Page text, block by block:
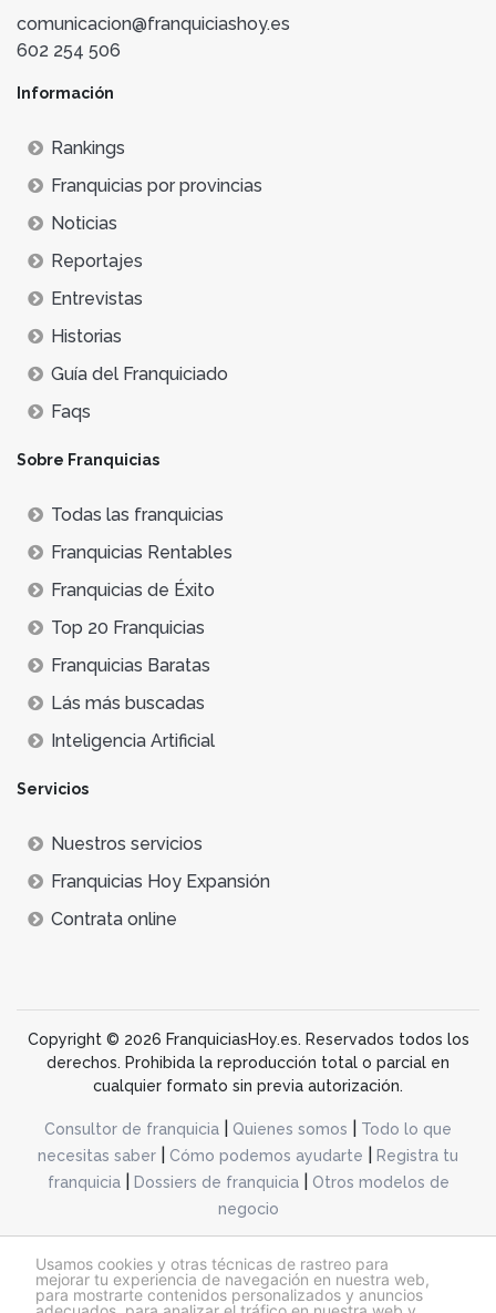
Usamos cookies y otras técnicas de rastreo para
mejorar tu experiencia de navegación en nuestra web,
para mostrarte contenidos personalizados y anuncios
comunicacion@franquiciashoy.es
602 254 506
Información
Rankings
Franquicias por provincias
Noticias
Reportajes
Entrevistas
Historias
Guía del Franquiciado
Faqs
Sobre Franquicias
Todas las franquicias
Franquicias Rentables
Franquicias de Éxito
Top 20 Franquicias
Franquicias Baratas
Lás más buscadas
Inteligencia Artificial
Servicios
Nuestros servicios
Franquicias Hoy Expansión
Contrata online
Copyright © 2026 FranquiciasHoy.es. Reservados todos los
derechos. Prohibida la reproducción total o parcial en
cualquier formato sin previa autorización.
Consultor de franquicia Quienes somos
Todo lo que
necesitas saber
Cómo podemos ayudarte
Registra tu
franquicia| Dossiers de franquicia|
Otros modelos de
negocio
@franquiciashoy.es |Aviso legal| Política de cookies|Política de privacidad